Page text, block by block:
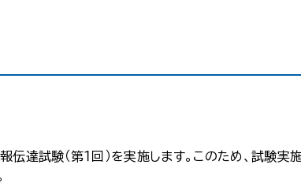
伝達試験（第１回）を実施します。このため、試験実